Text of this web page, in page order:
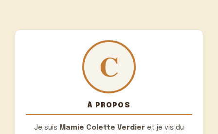
À PROPOS
Je suis Mamie Colette Verdier et je vis du